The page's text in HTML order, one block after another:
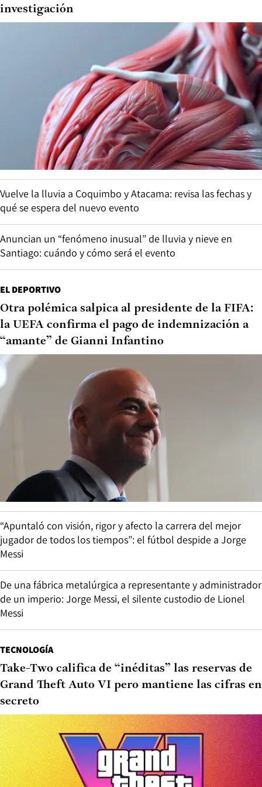
investigación
Vuelve la lluvia a Coquimbo y Atacama: revisa las fechas y
qué se espera del nuevo evento
Anuncian un “fenómeno inusual” de lluvia y nieve en
Santiago: cuándo y cómo será el evento
EL DEPORTIVO
Otra polémica salpica al presidente de la FIFA:
la UEFA confirma el pago de indemnización a
“amante” de Gianni Infantino
“Apuntaló con visión, rigor y afecto la carrera del mejor
jugador de todos los tiempos”: el fútbol despide a Jorge
Messi
De una fábrica metalúrgica a representante y administrador
de un imperio: Jorge Messi, el silente custodio de Lionel
Messi
TECNOLOGÍA
Take-Two califica de “inéditas” las reservas de
Grand Theft Auto VI pero mantiene las cifras en
secreto